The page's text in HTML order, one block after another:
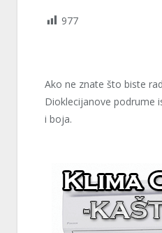
977
Ako ne znate što biste
Dioklecijanove podrume
i boja.